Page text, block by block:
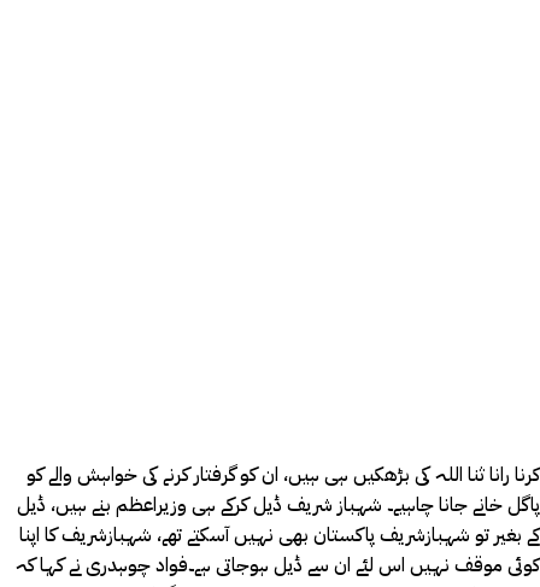
کرنا رانا ثنا اللہ کی بڑھکیں ہی ہیں، ان کو گرفتار کرنے کی خواہش والے کو
پاگل خانے جانا چاہیے۔ شہباز شریف ڈیل کرکے ہی وزیراعظم بنے ہیں، ڈیل
کے بغیر تو شہبازشریف پاکستان بھی نہیں آسکتے تھے، شہبازشریف کا اپنا
کوئی موقف نہیں اس لئے ان سے ڈیل ہوجاتی ہے۔فواد چوہدری نے کہا کہ